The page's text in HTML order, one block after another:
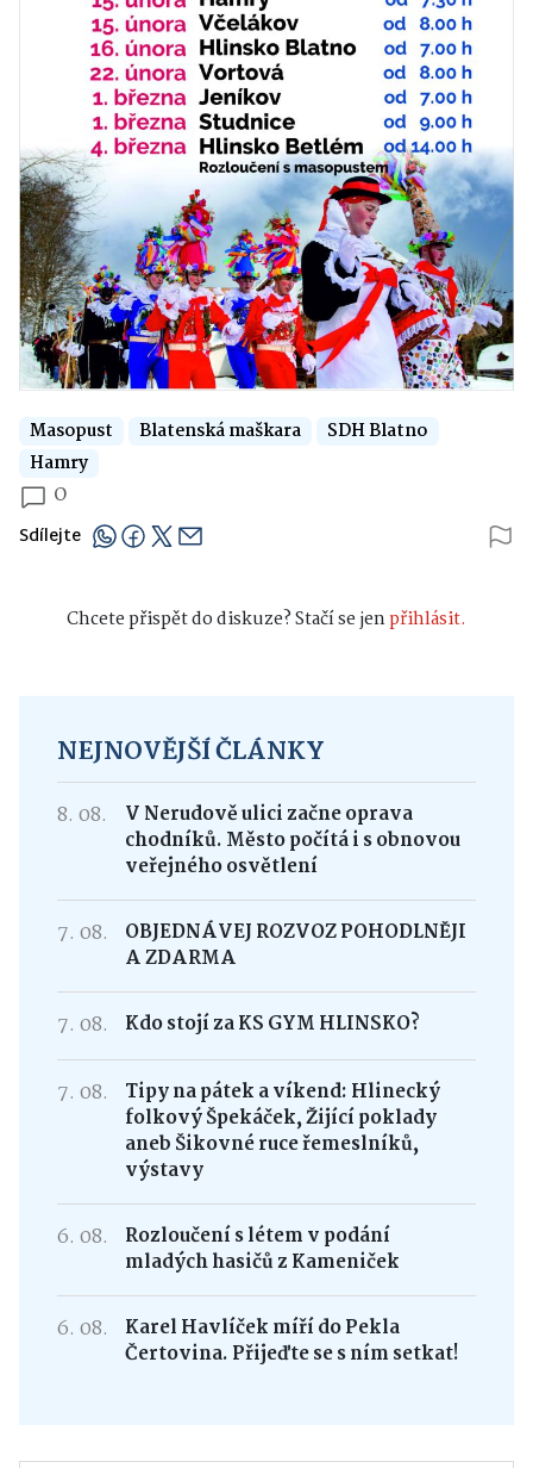
Masopust Blatenská maškara
SDH Blatno
Hamry
0
Sdílejte
Chcete přispět do diskuze? Stačí se jenpřihlásit.
NEJNOVĚJŠÍ ČLÁNKY
8. 08.
V Nerudově ulici začne oprava
chodníků. Město počítá i s obnovou
veřejného osvětlení
7. 08.
OBJEDNÁVEJ ROZVOZ POHODLNĚJI
A ZDARMA
7. 08. Kdo stojí za KS GYM HLINSKO?
7. 08.
Tipy na pátek a víkend: Hlinecký
folkový Špekáček, Žijící poklady
aneb Šikovné ruce řemeslníků,
výstavy
6. 08.
Rozloučení s létem v podání
mladých hasičů z Kameniček
6. 08.
Karel Havlíček míří do Pekla
Čertovina. Přijeďte se s ním setkat!